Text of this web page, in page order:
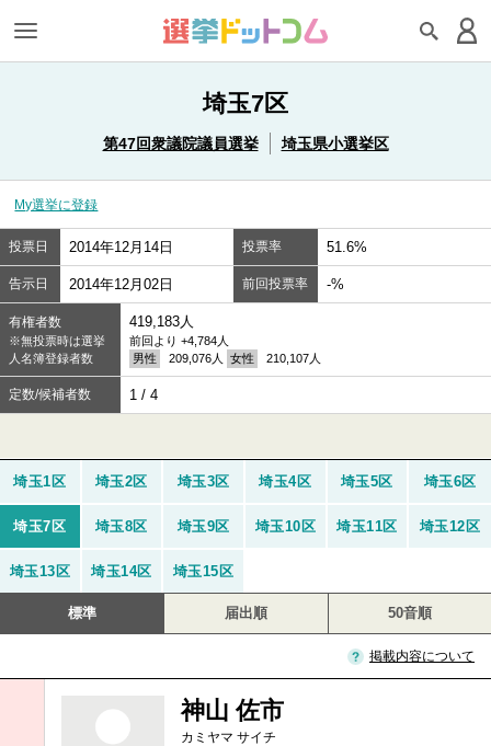
埼玉7区
第47回衆議院議員選挙 埼玉県小選挙区
My選挙に登録
投票日 2014年12月14日 投票率 51.6%
告示日 2014年12月02日 前回投票率 -%
有権者数
※無投票時は選挙
人名簿登録者数
419,183人
前回より +4,784人
男性
209,076人 女性 210,107人
定数/候補者数 1 / 4
埼玉1区 埼玉2区 埼玉3区 埼玉4区 埼玉5区 埼玉6区
埼玉7区 埼玉8区 埼玉9区 埼玉10区 埼玉11区 埼玉12区
埼玉13区 埼玉14区 埼玉15区
標準 届出順 50音順
掲載内容について
神山 佐市
カミヤマ サイチ